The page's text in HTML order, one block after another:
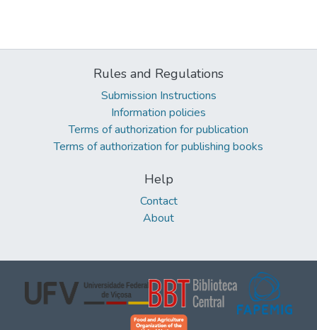
Rules and Regulations
Submission Instructions
Information policies
Terms of authorization for publication
Terms of authorization for publishing books
Help
Contact
About